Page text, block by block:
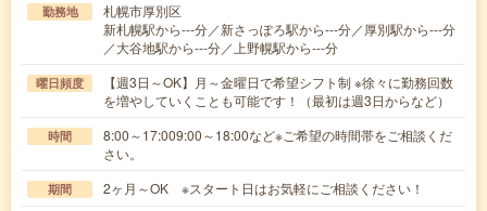
勤務地
札幌市厚別区
新札幌駅から---分／新さっぽろ駅から---分／厚別駅から---分
／大谷地駅から---分／上野幌駅から---分
曜日頻度
【週3日～OK】月～金曜日で希望シフト制 ※徐々に勤務回数
を増やしていくことも可能です！（最初は週3日からなど）
時間
8:00～17:009:00～18:00など※ご希望の時間帯をご相談くだ
さい。
期間 2ヶ月～OK ※スタート日はお気軽にご相談ください！